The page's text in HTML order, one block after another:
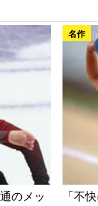
のメッ
名作
「不